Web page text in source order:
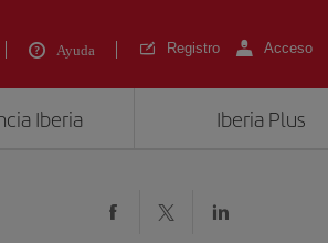
Ayuda Registro Acceso
Iberia Iberia Plus